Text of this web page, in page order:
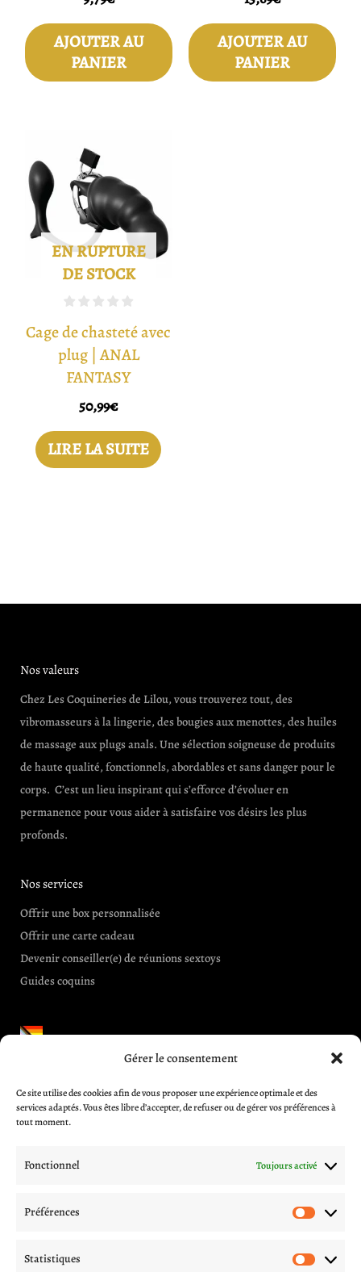
Gérer le consentement
Ce site utilise des cookies afin de vous proposer une expérience optimale et des
services adaptés. Vous êtes libre d’accepter, de refuser ou de gérer vos préférences à
tout moment.
Fonctionnel Toujours activé
Préférences
Statistiques
AJOUTER AU
PANIER
AJOUTER AU
PANIER
EN RUPTURE
DE STOCK
Cage de chasteté avec
plug | ANAL
FANTASY
50,99€
LIRE LA SUITE
Nos valeurs
Chez Les Coquineries de Lilou, vous trouverez tout, des
vibromasseurs à la lingerie, des bougies aux menottes, des huiles
de massage aux plugs anals. Une sélection soigneuse de produits
de haute qualité, fonctionnels, abordables et sans danger pour le
corps. C’est un lieu inspirant qui s’efforce d’évoluer en
permanence pour vous aider à satisfaire vos désirs les plus
profonds.
Nos services
Offrir une box personnalisée
Offrir une carte cadeau
Devenir conseiller(e) de réunions sextoys
Guides coquins
Informations et aides
CGV
Blog
Contactez-nous
Politique de livraison
Procédures d’échange et remboursement